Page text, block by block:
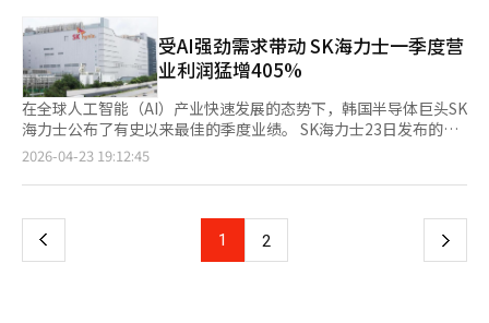
者则应思考权利与责任。公众不应仅将三星电子视为批评的对象，
而应将其视为国家竞争力的支柱。历史警示我们。雅虎曾是互联网
的门户，但迷失了方向。诺基亚曾是手机之王，却在智能手机转型
中失败。思科是网络泡沫的象征，但在泡沫破灭后经历了长期的低
迷。科技企业的巅峰并非荣耀，而是危险。昨日的成功并不能保证
明日的生存。三星电子也不例外。如今的1万亿美元只是对过去成
就的评估，并不是未来的保证。因此，三星电子的前行之路十分明
演变为共同命运体。平衡短期成果与长期投资、劳动与资本、效率
竞争力也将随之崩溃。最终，三星电子的1万亿美元入场引发了一
个问题。我们选择什么样的资本主义？是一个不分风险只分配回报
入初期阶段”，并表示：“我们将以差异化的技术为基础，迅速扩
大在新兴的半导体基板市场的市场份额，计划到2031年将封装解
决方案业务发展为营业利润达1万亿韩元的规模。”他还强
调：“到2030年，我们将在FC-BGA市场上摆脱后发者形象，跃升
为全球领先企业。” 积累超过50年的独特技术‘RF-SiP’基
板……6G时代的附加价值‘迅速’ LG Innotek 首先介绍的‘RF-
SiP’基板被认为是公司积累超过50年的独特技术的结晶。RF-SiP
是将功率放大器、芯片组等无线通信所需的各种组件结合为一个封
组件和微细电路，形成了高集成度和超精密的基板技术。相关技术
专利多达1868项。特别是在2011年，LG Innotek 首次开发并量产
了无核心（Coreless）RF-SiP基板，使厚度比现有产品减少
近LG内部的氛围是，AX不仅是某个IT组织的任务，而是涵盖生
产、研发、供应链和客户管理的集团核心战略。 具会长在3月于首
尔中区南山领导力中心召开的总裁会议上，将AI带来的产业结构变
化比作电力和互联网的出现，并表示：“这要求我们进行根本性的
变化，以准备迎接新时代。” 他特别强调：“在有业务影响的领
域，即使是小的事情也要迅速执行，积累和扩散成果。”将AX的
核心定义为速度和执行力。这一信息被解读为反映了在AI时代，单
靠以往制造业强者的成功公式——谨慎审查和稳定运营，已难以跟
上时代的速度的危机感。 变革的最前沿是LG电子。LG电子不再仅
车电子和平台业务，迅速改变企业体质。尤其是在工厂自动化和工
业解决方案领域，LG正在加速AI基础的生产优化和能源效率技术
的获取。 对LG电子而言，AI不仅是新产品功能，而是提升制造竞
母表、博通、台积电、阿美石油、Meta、特斯拉等超级巨头并肩
而立，标志着韩国工业不再是追赶者。拥有半导体、移动设备、家
电、显示器以及人工智能供应链的综合产业平台，正在全球市场上
重新获得认可。这一成就的根源在于三代人传承的企业报国历史。
李秉喆开创了产业的种子，他通过贸易、制造、金融和人才培养奠
定了韩国经济的基础。李健熙会长则引领了质的转变。“除了妻子
和孩子，其他都要改变”的宣言不仅是口号，更是体质创新的起
点。半导体的超越战略和质量革命将三星推向了世界一流企业的行
列。如今，李在镕会长的时代面临着新的考验。三星电子必须在人
信等未来产业的战场上开辟新路。然而，1万亿美元的荣耀并不是
庆祝的终点，而是战争的开始。当前全球半导体秩序正在迅速重
受AI强劲需求带动 SK海力士一季度营
业利润猛增405%
在全球人工智能（AI）产业快速发展的态势下，韩国半导体巨头SK
海力士公布了有史以来最佳的季度业绩。 SK海力士23日发布的财
报显示，今年第一季度销售额为52.5763万亿韩元（约合人民币
同比暴增405%，销售额和营业利润双双创下单季历史新高。同期
77%。 SK海力士表示，尽管第一季度通常为季节性淡季，但在AI
基础设施投资持续扩大的带动下，市场需求保持强劲。公司通过扩
2026-04-23 19:12:45
上
页
1 2 下